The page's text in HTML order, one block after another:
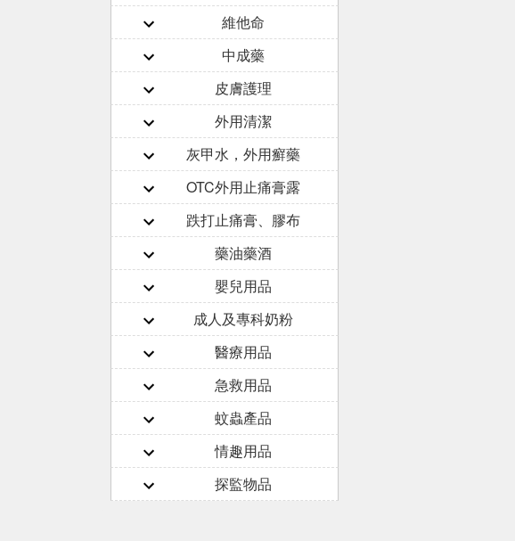
維他命
中成藥
皮膚護理
外用清潔
灰甲水，外用癬藥
OTC外用止痛膏露
跌打止痛膏、膠布
藥油藥酒
嬰兒用品
成人及專科奶粉
醫療用品
急救用品
蚊蟲產品
情趣用品
探監物品